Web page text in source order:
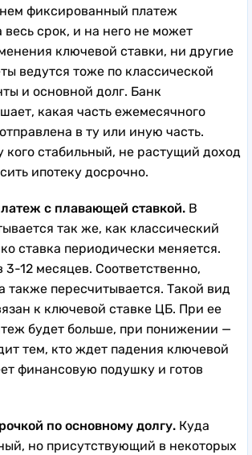
фиксированный платеж
весь срок, и на него не может
ключевой ставки, ни другие
ведутся тоже по классической
и основной долг. Банк
какая часть ежемесячного
в ту или иную часть.
кого стабильный, не растущий доход
ипотеку досрочно.
с плавающей ставкой. В
так же, как классический
ставка периодически меняется.
12 месяцев. Соответственно,
также пересчитывается. Такой вид
к ключевой ставке ЦБ. При ее
будет больше, при понижении —
тем, кто ждет падения ключевой
финансовую подушку и готов
по основному долгу. Куда
но присутствующий в некоторых